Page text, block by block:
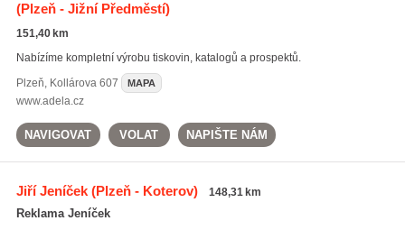
(Plzeň - Jižní Předměstí)
151,40 km
Nabízíme kompletní výrobu tiskovin, katalogů a prospektů.
Plzeň, Kollárova 607 MAPA
www.adela.cz
NAVIGOVAT VOLAT NAPIŠTE NÁM
Jiří Jeníček(Plzeň - Koterov) 148,31 km
Reklama Jeníček